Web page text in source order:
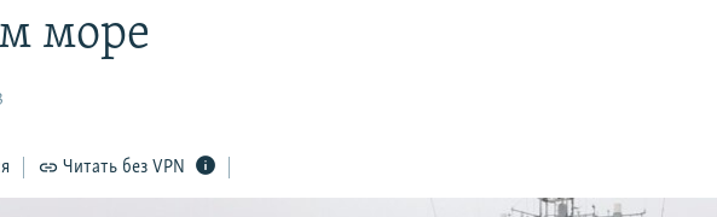
море
Читать без VPN